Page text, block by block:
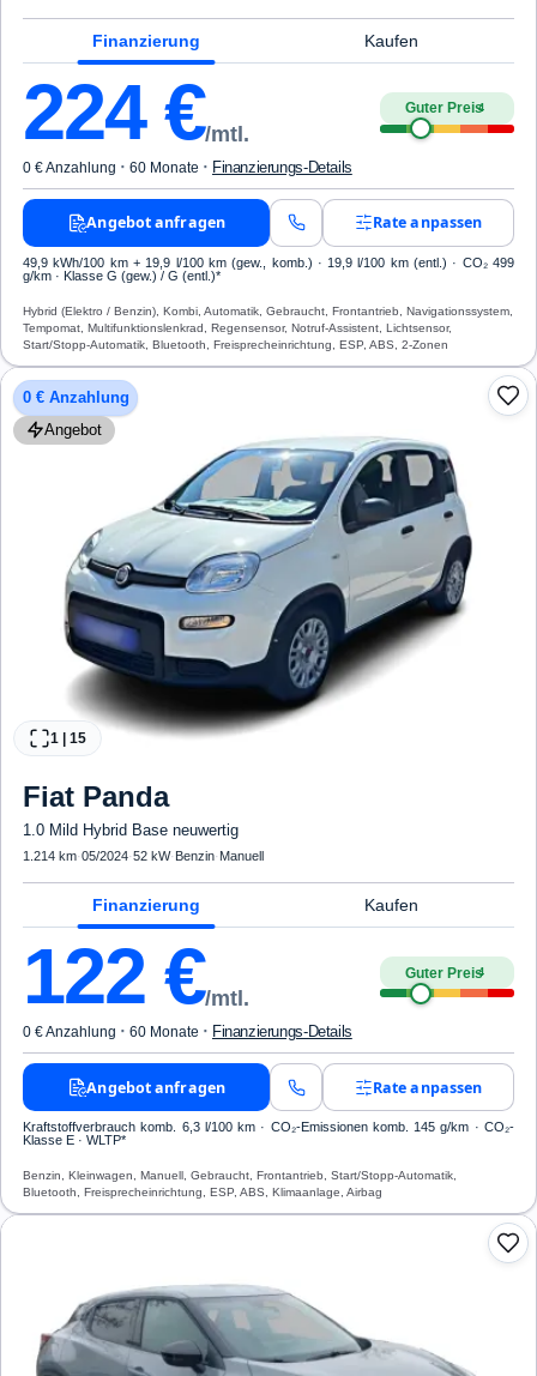
Finanzierung Kaufen
224€/mtl.
Guter Preis4
0 € Anzahlung · 60 Monate · Finanzierungs-Details
Angebot anfragen Rate anpassen
49,9 kWh/100 km + 19,9 l/100 km (gew., komb.) · 19,9 l/100 km (entl.) · CO₂ 499
g/km · Klasse G (gew.) / G (entl.)*
Hybrid (Elektro / Benzin), Kombi, Automatik, Gebraucht, Frontantrieb, Navigationssystem,
Tempomat, Multifunktionslenkrad, Regensensor, Notruf-Assistent, Lichtsensor,
Start/Stopp-Automatik, Bluetooth, Freisprecheinrichtung, ESP, ABS, 2-Zonen
0 € Anzahlung
Angebot
1 15
Fiat Panda
1.0 Mild Hybrid Base neuwertig
1.214 km·05/2024·52 kW· Benzin· Manuell
Finanzierung Kaufen
122 €/mtl.
Guter Preis4
0 € Anzahlung · 60 Monate · Finanzierungs-Details
Angebot anfragen Rate anpassen
Kraftstoffverbrauch komb. 6,3 l/100 km · CO₂-Emissionen komb. 145 g/km · CO₂-
Klasse E · WLTP*
Benzin, Kleinwagen, Manuell, Gebraucht, Frontantrieb, Start/Stopp-Automatik,
Bluetooth, Freisprecheinrichtung, ESP, ABS, Klimaanlage, Airbag